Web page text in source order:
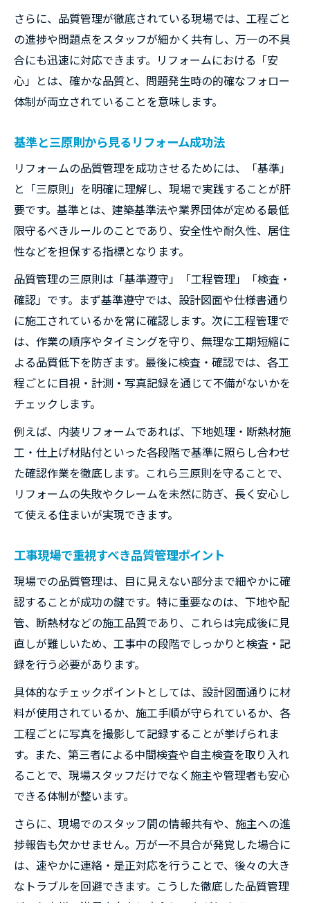
リフォームの品質保証書と管理体制の違い
工事品質を守る現場のコミュニケーション
術
リフォーム会社選びで見るべき品質保証力
アフターサポートが充実したリフォーム品
リフォーム保証期間の確認と活用方法
万全な品質管理を実現する現場のチェック力
リフォーム現場担当者の品質管理能力とは
現場で発揮されるリフォームのチェック技
術
工事品質を支える日常的な管理の工夫
リフォーム品質管理で活きる現場経験
複数工程で求められる品質管理体制
リフォームで後悔しないための基準づくり
納得リフォームのための品質管理基準設定
希望を叶えるリフォーム品質評価のコツ
工事段階ごとの品質基準とそのポイント
リフォーム契約時に確認したい品質管理項
目
施主が守るべきリフォーム品質の判断基準
さらに、品質管理が徹底されている現場では、工程ごと
の進捗や問題点をスタッフが細かく共有し、万一の不具
合にも迅速に対応できます。リフォームにおける「安
心」とは、確かな品質と、問題発生時の的確なフォロー
体制が両立されていることを意味します。
基準と三原則から見るリフォーム成功法
リフォームの品質管理を成功させるためには、「基準」
と「三原則」を明確に理解し、現場で実践することが肝
要です。基準とは、建築基準法や業界団体が定める最低
限守るべきルールのことであり、安全性や耐久性、居住
性などを担保する指標となります。
品質管理の三原則は「基準遵守」「工程管理」「検査・
確認」です。まず基準遵守では、設計図面や仕様書通り
に施工されているかを常に確認します。次に工程管理で
は、作業の順序やタイミングを守り、無理な工期短縮に
よる品質低下を防ぎます。最後に検査・確認では、各工
程ごとに目視・計測・写真記録を通じて不備がないかを
チェックします。
例えば、内装リフォームであれば、下地処理・断熱材施
工・仕上げ材貼付といった各段階で基準に照らし合わせ
た確認作業を徹底します。これら三原則を守ることで、
リフォームの失敗やクレームを未然に防ぎ、長く安心し
て使える住まいが実現できます。
工事現場で重視すべき品質管理ポイント
現場での品質管理は、目に見えない部分まで細やかに確
認することが成功の鍵です。特に重要なのは、下地や配
管、断熱材などの施工品質であり、これらは完成後に見
直しが難しいため、工事中の段階でしっかりと検査・記
録を行う必要があります。
具体的なチェックポイントとしては、設計図面通りに材
料が使用されているか、施工手順が守られているか、各
工程ごとに写真を撮影して記録することが挙げられま
す。また、第三者による中間検査や自主検査を取り入れ
ることで、現場スタッフだけでなく施主や管理者も安心
できる体制が整います。
さらに、現場でのスタッフ間の情報共有や、施主への進
捗報告も欠かせません。万が一不具合が発覚した場合に
は、速やかに連絡・是正対応を行うことで、後々の大き
なトラブルを回避できます。こうした徹底した品質管理